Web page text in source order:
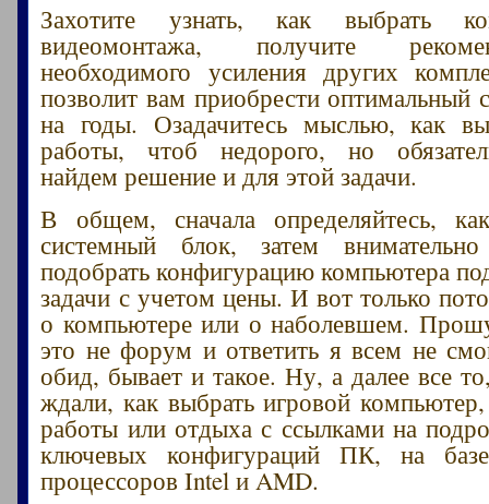
Захотите узнать, как выбрать
видеомонтажа, получите
необходимого усиления других
позволит вам приобрести оптимальный
на годы. Озадачитесь мыслью, как
работы, чтоб недорого, но
найдем решение и для этой задачи.
В общем, сначала определяйтесь,
системный блок, затем
подобрать конфигурацию компьютера
задачи с учетом цены. И вот только
о компьютере или о наболевшем.
это не форум и ответить я всем не
обид, бывает и такое. Ну, а далее все
ждали, как выбрать игровой
работы или отдыха с ссылками на
ключевых конфигураций ПК, на
процессоров Intel и AMD.